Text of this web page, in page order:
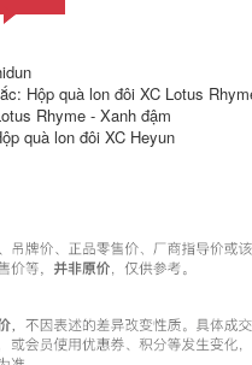
Hộp quà lon đôi XC Lotus
Rhyme - Xanh đậm
quà lon đôi XC Heyun